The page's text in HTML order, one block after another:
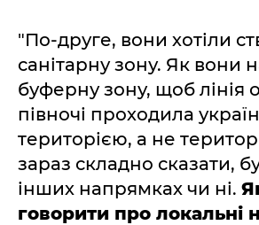
"По-друге, вони хотіли
санітарну зону. Як вони
буферну зону, щоб лінія
півночі проходила
територією, а не
зараз складно сказати,
інших напрямках чи ні.
говорити про локальні